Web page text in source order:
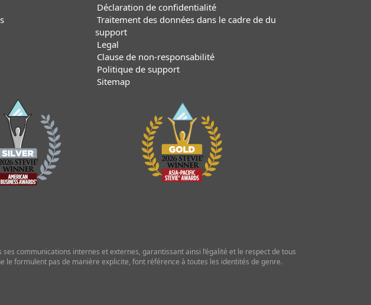
Déclaration de confidentialité
Traitement des données dans le cadre de du
support
Legal
Clause de non-responsabilité
Politique de support
Sitemap
communications internes et externes, garantissant ainsi l’égalité et le respect de tous
le formulent pas de manière explicite, font référence à toutes les identités de genre.